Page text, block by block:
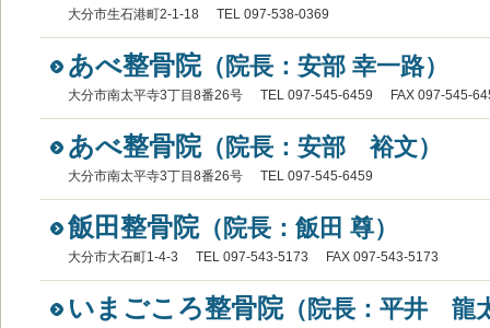
大分市生石港町2-1-18 TEL 097-538-0369
あべ整骨院（院長：安部 幸一路）
大分市南太平寺3丁目8番26号 TEL 097-545-6459 FAX 097-545-
あべ整骨院（院長：安部 裕文）
大分市南太平寺3丁目8番26号 TEL 097-545-6459
飯田整骨院（院長：飯田 尊）
大分市大石町1-4-3 TEL 097-543-5173 FAX 097-543-5173
いまごころ整骨院（院長：平井 龍